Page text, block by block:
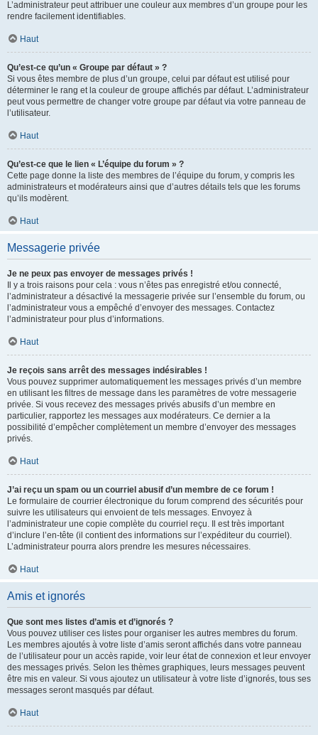
L’administrateur peut attribuer une couleur aux membres d’un groupe pour les
rendre facilement identifiables.
Haut
Qu’est-ce qu’un « Groupe par défaut » ?
Si vous êtes membre de plus d’un groupe, celui par défaut est utilisé pour
déterminer le rang et la couleur de groupe affichés par défaut. L’administrateur
peut vous permettre de changer votre groupe par défaut via votre panneau de
l’utilisateur.
Haut
Qu’est-ce que le lien « L’équipe du forum » ?
Cette page donne la liste des membres de l’équipe du forum, y compris les
administrateurs et modérateurs ainsi que d’autres détails tels que les forums
qu’ils modèrent.
Haut
Messagerie privée
Je ne peux pas envoyer de messages privés !
Il y a trois raisons pour cela : vous n’êtes pas enregistré et/ou connecté,
l’administrateur a désactivé la messagerie privée sur l’ensemble du forum, ou
l’administrateur vous a empêché d’envoyer des messages. Contactez
l’administrateur pour plus d’informations.
Haut
Je reçois sans arrêt des messages indésirables !
Vous pouvez supprimer automatiquement les messages privés d’un membre
en utilisant les filtres de message dans les paramètres de votre messagerie
privée. Si vous recevez des messages privés abusifs d’un membre en
particulier, rapportez les messages aux modérateurs. Ce dernier a la
possibilité d’empêcher complètement un membre d’envoyer des messages
privés.
Haut
J’ai reçu un spam ou un courriel abusif d’un membre de ce forum !
Le formulaire de courrier électronique du forum comprend des sécurités pour
suivre les utilisateurs qui envoient de tels messages. Envoyez à
l’administrateur une copie complète du courriel reçu. Il est très important
d’inclure l’en-tête (il contient des informations sur l’expéditeur du courriel).
L’administrateur pourra alors prendre les mesures nécessaires.
Haut
Amis et ignorés
Que sont mes listes d’amis et d’ignorés ?
Vous pouvez utiliser ces listes pour organiser les autres membres du forum.
Les membres ajoutés à votre liste d’amis seront affichés dans votre panneau
de l’utilisateur pour un accès rapide, voir leur état de connexion et leur envoyer
des messages privés. Selon les thèmes graphiques, leurs messages peuvent
être mis en valeur. Si vous ajoutez un utilisateur à votre liste d’ignorés, tous ses
messages seront masqués par défaut.
Haut